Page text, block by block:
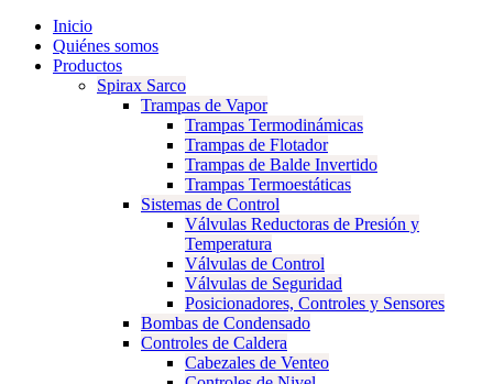
Inicio
Quiénes somos
Productos
Spirax Sarco
Trampas de Vapor
Trampas Termodinámicas
Trampas de Flotador
Trampas de Balde Invertido
Trampas Termoestáticas
Sistemas de Control
Válvulas Reductoras de Presión y
Temperatura
Válvulas de Control
Válvulas de Seguridad
Posicionadores, Controles y Sensores
Bombas de Condensado
Controles de Caldera
Cabezales de Venteo